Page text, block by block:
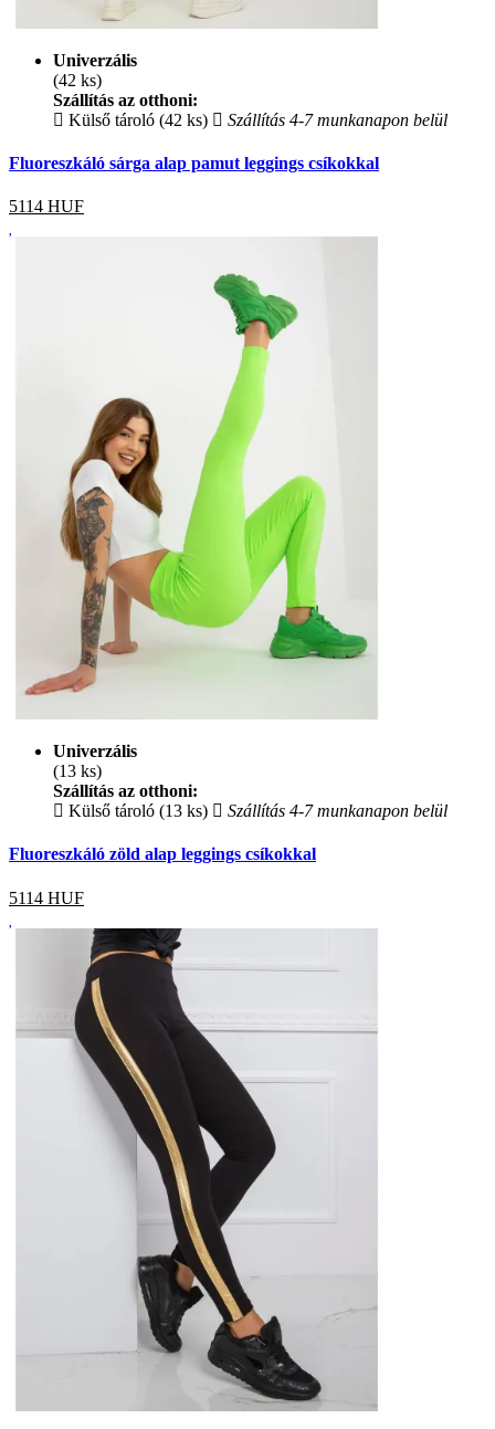
Univerzális
(42 ks)
Szállítás az otthoni:
Külső tároló (42 ks)
Szállítás 4-7 munkanapon belül
Fluoreszkáló sárga alap pamut leggings csíkokkal
5114 HUF
Univerzális
(13 ks)
Szállítás az otthoni:
Külső tároló (13 ks)
Szállítás 4-7 munkanapon belül
Fluoreszkáló zöld alap leggings csíkokkal
5114 HUF